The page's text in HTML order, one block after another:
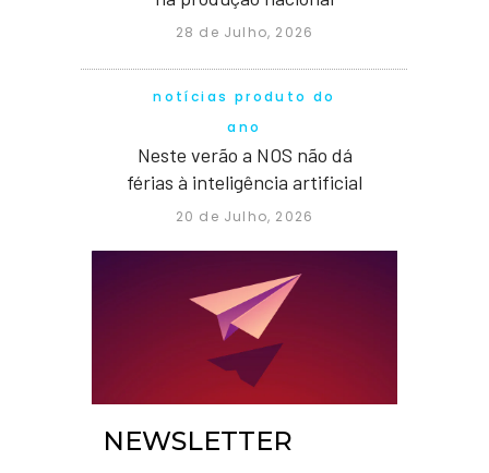
28 de Julho, 2026
notícias produto do
ano
Neste verão a NOS não dá
férias à inteligência artificial
20 de Julho, 2026
NEWSLETTER